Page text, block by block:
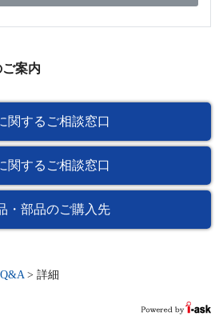
案内
関するご相談窓口
関するご相談窓口
・部品のご購入先
Q&A > 詳細